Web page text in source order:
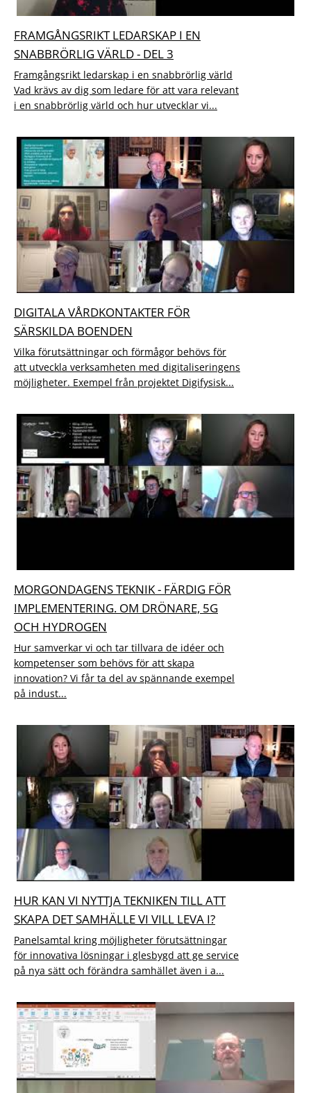
FRAMGÅNGSRIKT LEDARSKAP I EN
SNABBRÖRLIG VÄRLD - DEL 3
Framgångsrikt ledarskap i en snabbrörlig värld
Vad krävs av dig som ledare för att vara relevant
i en snabbrörlig värld och hur utvecklar vi...
DIGITALA VÅRDKONTAKTER FÖR
SÄRSKILDA BOENDEN
Vilka förutsättningar och förmågor behövs för
att utveckla verksamheten med digitaliseringens
möjligheter. Exempel från projektet Digifysisk...
MORGONDAGENS TEKNIK - FÄRDIG FÖR
IMPLEMENTERING. OM DRÖNARE, 5G
OCH HYDROGEN
Hur samverkar vi och tar tillvara de idéer och
kompetenser som behövs för att skapa
innovation? Vi får ta del av spännande exempel
på indust...
HUR KAN VI NYTTJA TEKNIKEN TILL ATT
SKAPA DET SAMHÄLLE VI VILL LEVA I?
Panelsamtal kring möjligheter förutsättningar
för innovativa lösningar i glesbygd att ge service
på nya sätt och förändra samhället även i a...